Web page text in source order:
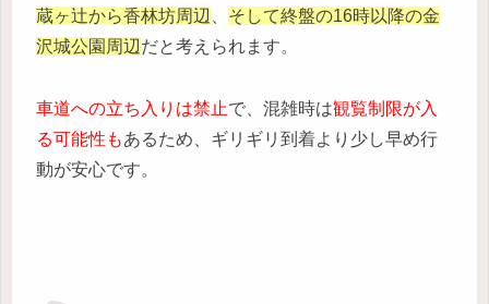
蔵ヶ辻から香林坊周辺
そして終盤の16時以降の金
沢城公園周辺 だと考えられます。
車道への立ち入りは禁止で、混雑時は観覧制限が入
る可能性もあるため、ギリギリ到着より少し早め行
動が安心です。